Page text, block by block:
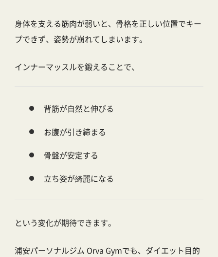
身体を支える筋肉が弱いと、骨格を正しい位置でキー
プできず、姿勢が崩れてしまいます。
インナーマッスルを鍛えることで、
背筋が自然と伸びる
お腹が引き締まる
骨盤が安定する
立ち姿が綺麗になる
という変化が期待できます。
浦安パーソナルジム Orva Gymでも、ダイエット目的